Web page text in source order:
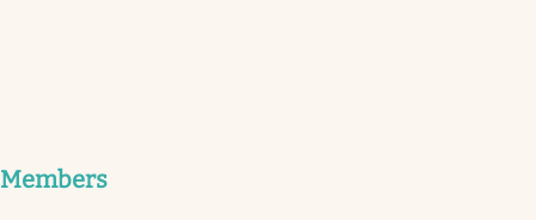
Members